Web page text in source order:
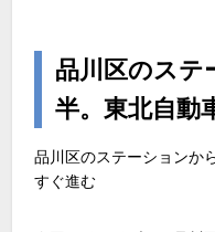
品川区のステ
半。東北自動
品川区のステーションか
すぐ進む